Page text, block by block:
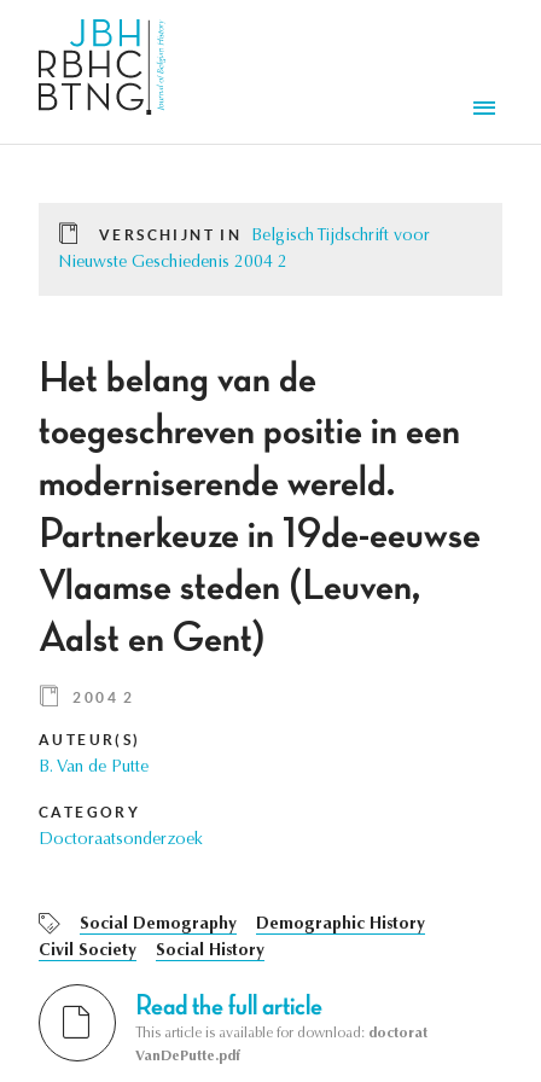
VERSCHIJNT IN
Belgisch Tijdschrift voor
Nieuwste Geschiedenis 2004 2
Het belang van de
toegeschreven positie in een
moderniserende wereld.
Partnerkeuze in 19de-eeuwse
Vlaamse steden (Leuven,
Aalst en Gent)
2004 2
AUTEUR(S)
B. Van de Putte
CATEGORY
Doctoraatsonderzoek
Social Demography
Demographic History
Civil Society
Social History
Read the full article
This article is available for download: doctorat
VanDePutte.pdf